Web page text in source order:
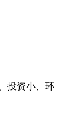
投资小、环